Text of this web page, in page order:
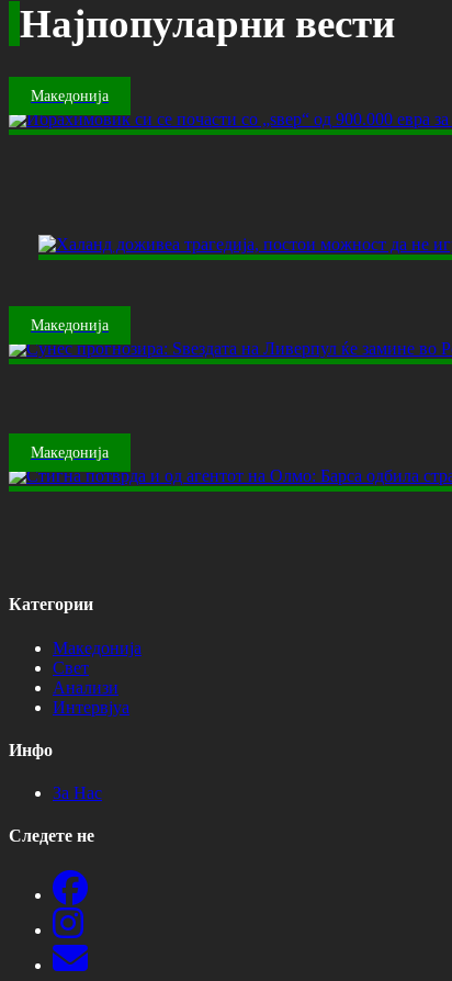
Најпопуларни вести
Македонија
Македонија
Македонија
Категории
Македонија
Свет
Анализи
Интервјуа
Инфо
За Нас
Следете не